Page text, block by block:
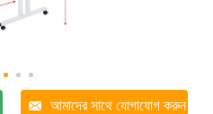
আমাদের সাথে যোগাযোগ করুন